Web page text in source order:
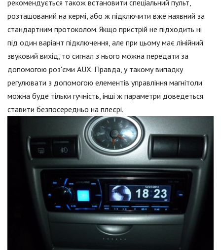
рекомендується також встановити спеціальний пульт,
розташований на кермі, або ж підключити вже наявний за
стандартним протоколом. Якщо пристрій не підходить ні
під один варіант підключення, але при цьому має лінійний
звуковий вихід, то сигнал з нього можна передати за
допомогою роз'єми AUX. Правда, у такому випадку
регулювати з допомогою елементів управління магнітоли
можна буде тільки гучність, інші ж параметри доведеться
ставити безпосередньо на плеєрі.